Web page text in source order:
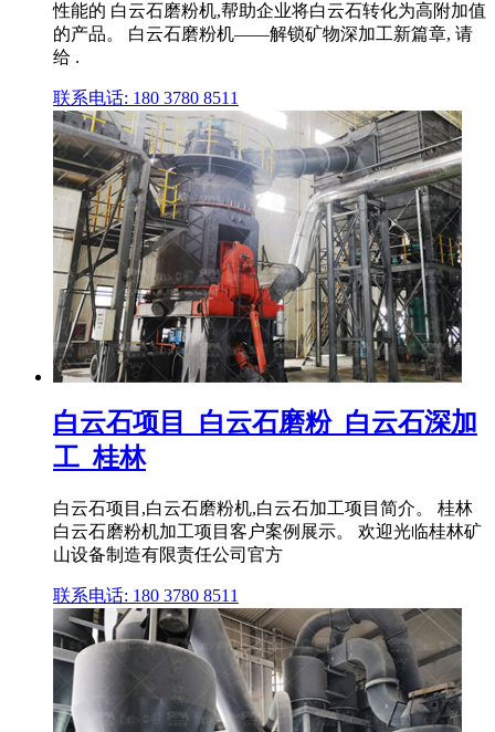
性能的 白云石磨粉机,帮助企业将白云石转化为高附加值
的产品。 白云石磨粉机——解锁矿物深加工新篇章, 请
给 .
联系电话: 180 3780 8511
白云石项目_白云石磨粉_白云石深加
工_桂林
白云石项目,白云石磨粉机,白云石加工项目简介。 桂林
白云石磨粉机加工项目客户案例展示。 欢迎光临桂林矿
山设备制造有限责任公司官方
联系电话: 180 3780 8511